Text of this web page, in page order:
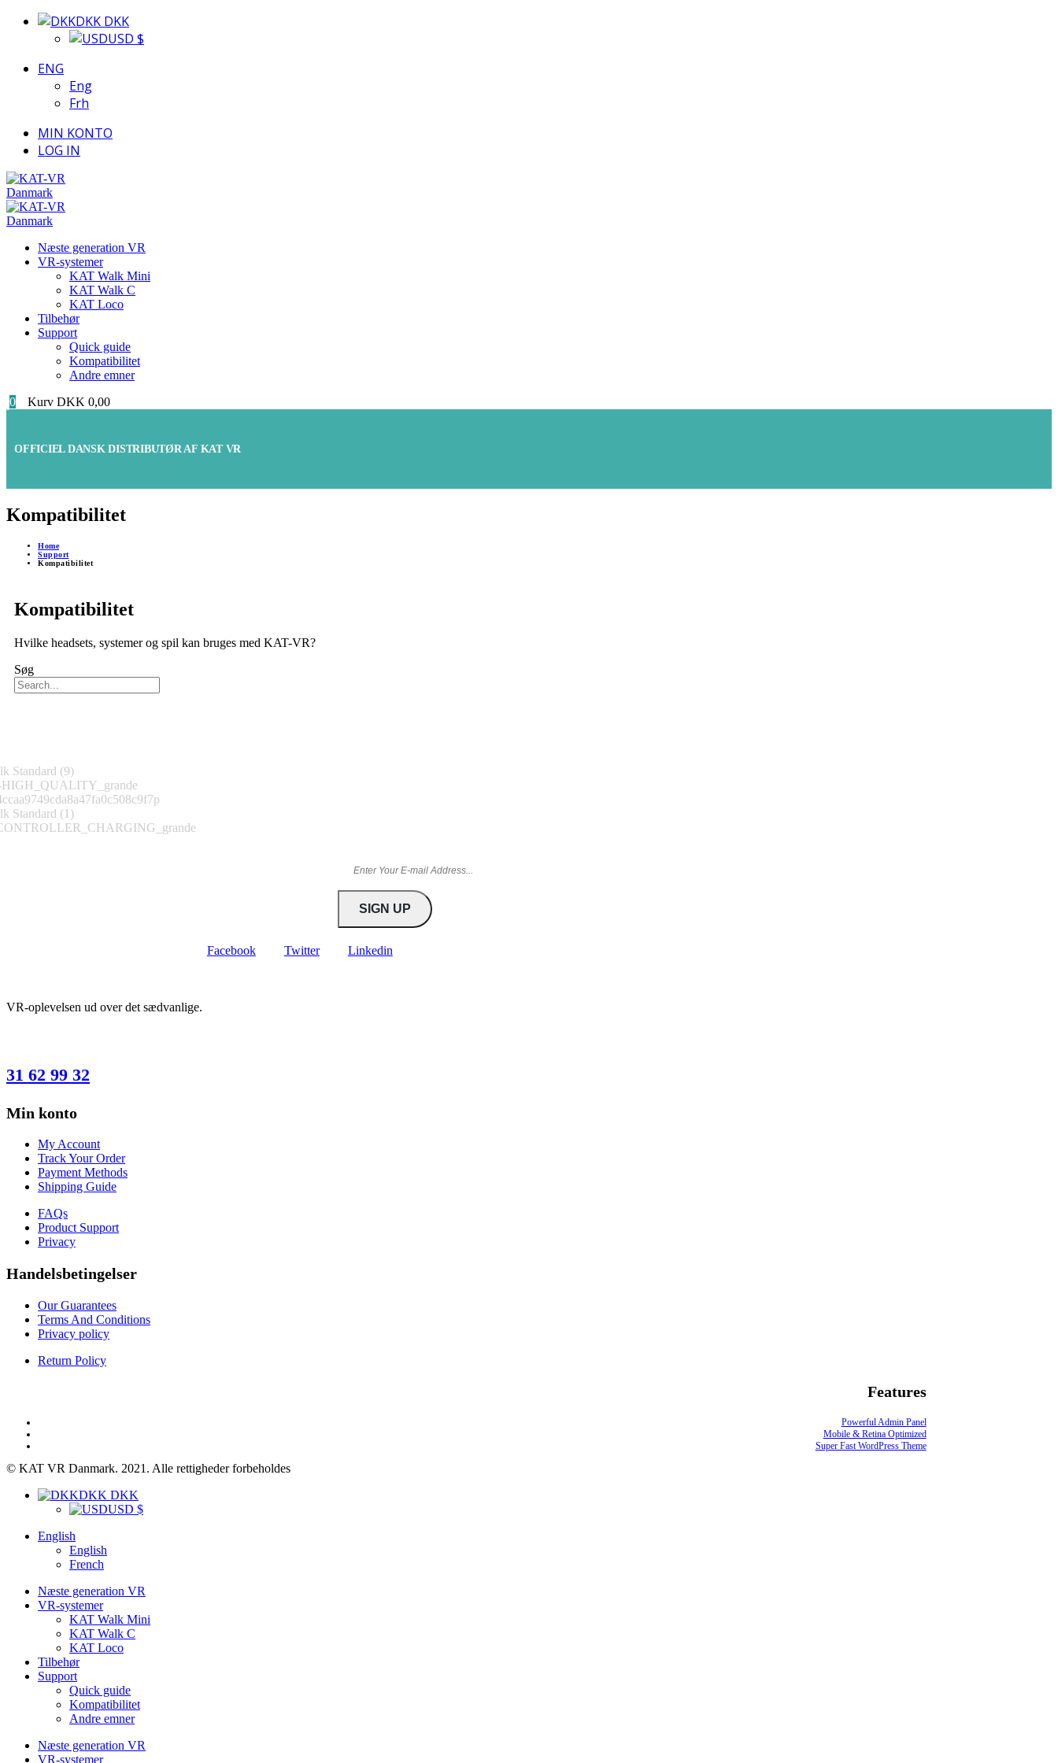
DKK DKK
USD $
ENG
Eng
Frh
MIN KONTO
LOG IN
Næste generation VR
VR-systemer
KAT Walk Mini
KAT Walk C
KAT Loco
Tilbehør
Support
Quick guide
Kompatibilitet
Andre emner
0
Kurv DKK 0,00
OFFICIEL DANSK DISTRIBUTØR AF KAT VR
Kompatibilitet
Home
Support
Kompatibilitet
Kompatibilitet
Hvilke headsets, systemer og spil kan bruges med KAT-VR?
Søg
Facebook Twitter Linkedin
VR-oplevelsen ud over det sædvanlige.
31 62 99 32
Min konto
My Account
Track Your Order
Payment Methods
Shipping Guide
FAQs
Product Support
Privacy
Handelsbetingelser
Our Guarantees
Terms And Conditions
Privacy policy
Return Policy
Features
Powerful Admin Panel
Mobile & Retina Optimized
Super Fast WordPress Theme
© KAT VR Danmark. 2021. Alle rettigheder forbeholdes
DKK DKK
USD $
English
English
French
Næste generation VR
VR-systemer
KAT Walk Mini
KAT Walk C
KAT Loco
Tilbehør
Support
Quick guide
Kompatibilitet
Andre emner
Næste generation VR
VR-systemer